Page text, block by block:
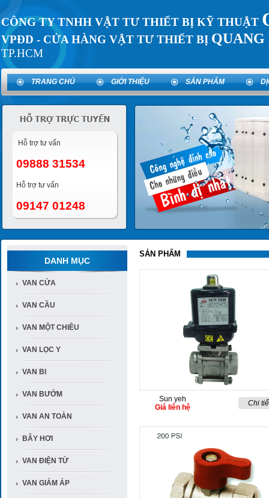
CÔNG TY TNHH VẬT TƯ THIẾT BỊ KỸ THUẬT
VPĐD - CỬA HÀNG VẬT TƯ THIẾT BỊ
TP.HCM
TRANG CHỦ GIỚI THIỆU SẢN PHẨM
Hỗ trợ tư vấn
09888 31534
Hỗ trợ tư vấn
09147 01248
DANH MỤC
VAN CỬA
VAN CẦU
VAN MỘT CHIỀU
VAN LỌC Y
VAN BI
VAN BƯỚM
VAN AN TOÀN
BẪY HƠI
VAN ĐIỆN TỪ
VAN GIẢM ÁP
SẢN PHẨM
Sun yeh
Giá liên hệ
Chi